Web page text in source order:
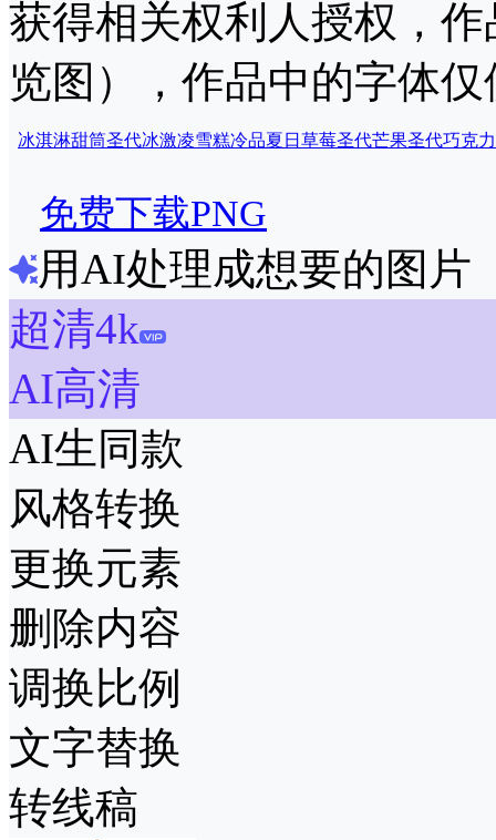
获得相关权利人授权，
览图），作品中的字体
冰淇淋甜筒圣代冰激凌雪糕冷品夏日 草莓圣代芒果圣代巧克
免费下载PNG
用AI处理成想要的图片
超清4k
AI高清
AI生同款
风格转换
更换元素
删除内容
调换比例
文字替换
转线稿